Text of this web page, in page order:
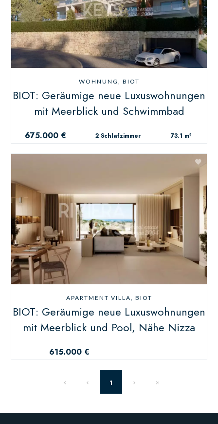
WOHNUNG, BIOT
BIOT: Geräumige neue Luxuswohnungen
mit Meerblick und Schwimmbad
675.000 € 2 Schlafzimmer 73.1 m²
APARTMENT VILLA, BIOT
BIOT: Geräumige neue Luxuswohnungen
mit Meerblick und Pool, Nähe Nizza
615.000 €
1